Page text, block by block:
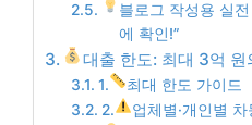
블로그 작성용 실
에 확인!”
대출 한도: 최대 3억 원
1.
최대 한도 가이드
2.
업체별·개인별